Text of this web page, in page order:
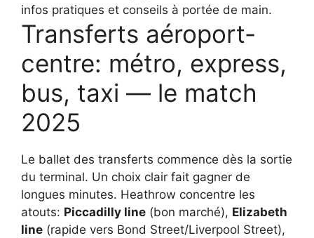
Transferts aéroport-
centre: métro, express,
bus, taxi — le match
2025
Le ballet des transferts commence dès la sortie
du terminal. Un choix clair fait gagner de
longues minutes. Heathrow concentre les
atouts: Piccadilly line (bon marché), Elizabeth
line (rapide vers Bond Street/Liverpool Street),